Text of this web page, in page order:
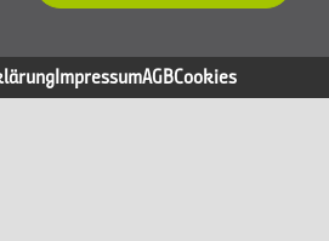
ImpressumAGBCookies